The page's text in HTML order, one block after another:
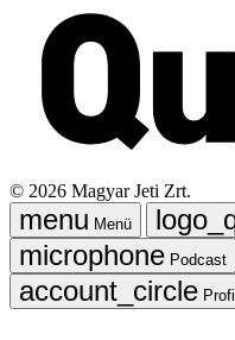
© 2026 Magyar Jeti Zrt.
Menü
Podcast
Profil